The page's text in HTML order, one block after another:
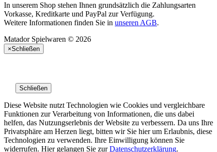
In unserem Shop stehen Ihnen grundsätzlich die Zahlungsarten
Vorkasse, Kreditkarte und PayPal zur Verfügung.
Weitere Informationen finden Sie in unseren AGB.
Matador Spielwaren © 2026
×Schließen
Schließen
Diese Website nutzt Technologien wie Cookies und vergleichbare
Funktionen zur Verarbeitung von Informationen, die uns dabei
helfen, das Nutzungserlebnis der Website zu verbessern. Da uns Ihre
Privatsphäre am Herzen liegt, bitten wir Sie hier um Erlaubnis, diese
Technologien zu verwenden. Ihre Einwilligung können Sie
widerrufen. Hier gelangen Sie zurDatenschutzerklärung.